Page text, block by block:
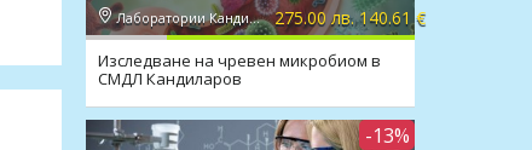
Лаборатории Кандиларов 275.00 лв. 140.61 €
Изследване на чревен микробиом в
СМДЛ Кандиларов
-13%